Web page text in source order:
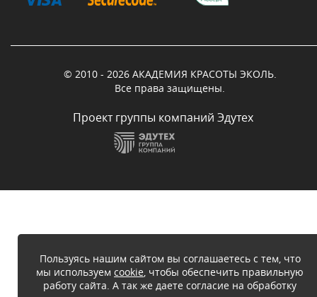
© 2010 - 2026 АКАДЕМИЯ КРАСОТЫ ЭКОЛЬ.
Все права защищены.
Проект группы компаний Эдутех
Пользуясь нашим сайтом вы соглашаетесь с тем, что
мы используем cookie, чтобы обеспечить правильную
работу сайта. А так же даете согласие на обработку